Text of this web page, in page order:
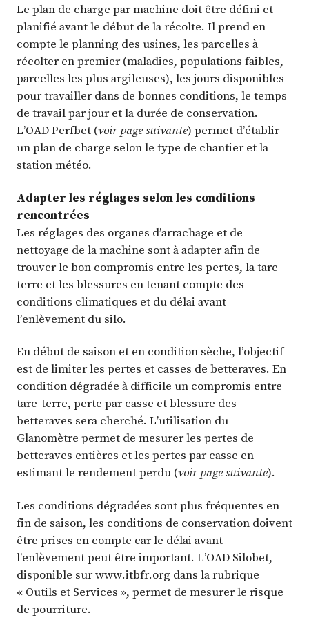
Le plan de charge par machine doit être défini et
planifié avant le début de la récolte. Il prend en
compte le planning des usines, les parcelles à
récolter en premier (maladies, populations faibles,
parcelles les plus argileuses), les jours disponibles
pour travailler dans de bonnes conditions, le temps
de travail par jour et la durée de conservation.
L’OAD Perfbet (voir page suivante) permet d’établir
un plan de charge selon le type de chantier et la
station météo.
Adapter les réglages selon les conditions
rencontrées
Les réglages des organes d’arrachage et de
nettoyage de la machine sont à adapter afin de
trouver le bon compromis entre les pertes, la tare
terre et les blessures en tenant compte des
conditions climatiques et du délai avant
l’enlèvement du silo.
En début de saison et en condition sèche, l’objectif
est de limiter les pertes et casses de betteraves. En
condition dégradée à difficile un compromis entre
tare-terre, perte par casse et blessure des
betteraves sera cherché. L’utilisation du
Glanomètre permet de mesurer les pertes de
betteraves entières et les pertes par casse en
estimant le rendement perdu (voir page suivante).
Les conditions dégradées sont plus fréquentes en
fin de saison, les conditions de conservation doivent
être prises en compte car le délai avant
l’enlèvement peut être important. L’OAD Silobet,
disponible sur www.itbfr.org dans la rubrique
« Outils et Services », permet de mesurer le risque
de pourriture.